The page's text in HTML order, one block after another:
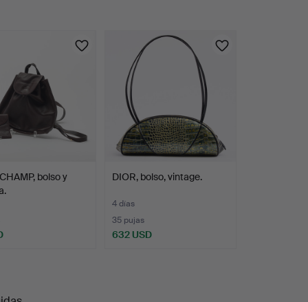
bolso y
DIOR, bolso, vintage.
4 días
35 pujas
632 USD